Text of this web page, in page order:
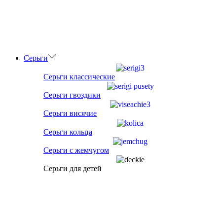
Серьги
Серьги классические
Серьги гвоздики
Серьги висячие
Серьги кольца
Серьги с жемчугом
Серьги для детей